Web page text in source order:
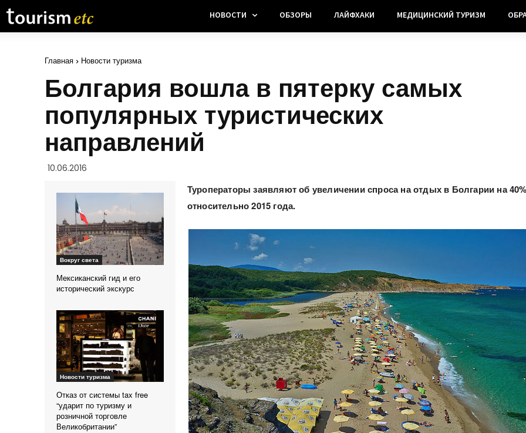
НОВОСТИ ОБЗОРЫ ЛАЙФХАКИ МЕДИЦИНСКИЙ ТУРИЗМ
Главная Новости туризма
Болгария вошла в пятерку самых
популярных туристических
направлений
10.06.2016
Вокруг света
Мексиканский гид и его
исторический экскурс
Новости туризма
Отказ от системы tax free
“ударит по туризму и
розничной торговле
Великобритании”
Туроператоры заявляют об увеличении спроса на отдых в Болгарии на
относительно 2015 года.